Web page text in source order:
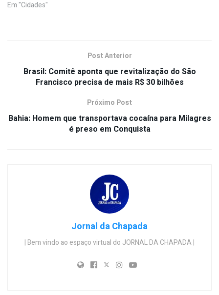
Em "Cidades"
Post Anterior
Brasil: Comitê aponta que revitalização do São
Francisco precisa de mais R$ 30 bilhões
Próximo Post
Bahia: Homem que transportava cocaína para Milagres
é preso em Conquista
Jornal da Chapada
| Bem vindo ao espaço virtual do JORNAL DA CHAPADA |